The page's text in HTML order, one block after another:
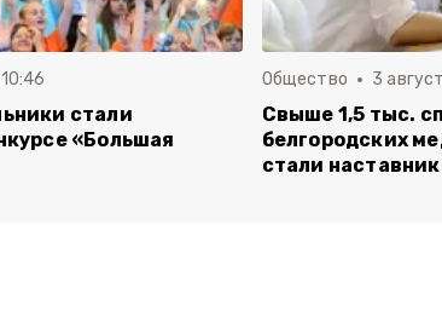
стали
«Большая
Общество 3
Свыше 1,5 тыс.
белгородских
стали